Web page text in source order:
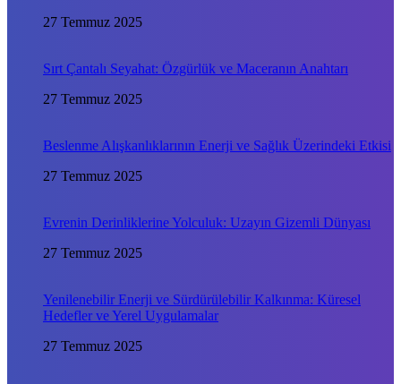
27 Temmuz 2025
Sırt Çantalı Seyahat: Özgürlük ve Maceranın Anahtarı
27 Temmuz 2025
Beslenme Alışkanlıklarının Enerji ve Sağlık Üzerindeki Etkisi
27 Temmuz 2025
Evrenin Derinliklerine Yolculuk: Uzayın Gizemli Dünyası
27 Temmuz 2025
Yenilenebilir Enerji ve Sürdürülebilir Kalkınma: Küresel
Hedefler ve Yerel Uygulamalar
27 Temmuz 2025